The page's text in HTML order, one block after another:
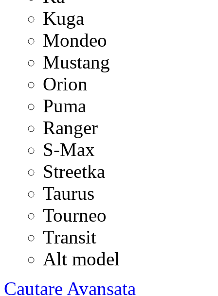
Kuga
Mondeo
Mustang
Orion
Puma
Ranger
S-Max
Streetka
Taurus
Tourneo
Transit
Alt model
Cautare Avansata